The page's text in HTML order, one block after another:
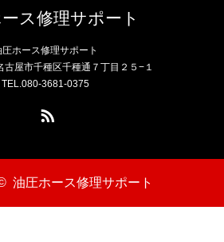
ス修理サポート
圧ホース修理サポート
古屋市千種区千種通７丁目２５−１
TEL.080-3681-0375
油圧ホース修理サポート